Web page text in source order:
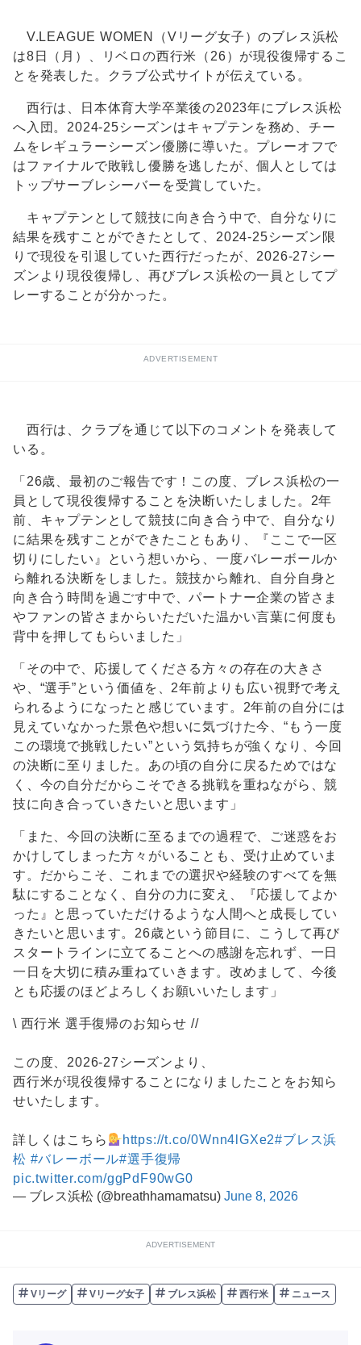
V.LEAGUE WOMEN（Vリーグ女子）のブレス浜松
は8日（月）、リベロの西行米（26）が現役復帰するこ
とを発表した。クラブ公式サイトが伝えている。
西行は、日本体育大学卒業後の2023年にブレス浜松
へ入団。2024-25シーズンはキャプテンを務め、チー
ムをレギュラーシーズン優勝に導いた。プレーオフで
はファイナルで敗戦し優勝を逃したが、個人としては
トップサーブレシーバーを受賞していた。
キャプテンとして競技に向き合う中で、自分なりに
結果を残すことができたとして、2024-25シーズン限
りで現役を引退していた西行だったが、2026-27シー
ズンより現役復帰し、再びブレス浜松の一員としてプ
レーすることが分かった。
ADVERTISEMENT
西行は、クラブを通じて以下のコメントを発表して
いる。
「26歳、最初のご報告です！この度、ブレス浜松の一
員として現役復帰することを決断いたしました。2年
前、キャプテンとして競技に向き合う中で、自分なり
に結果を残すことができたこともあり、『ここで一区
切りにしたい』という想いから、一度バレーボールか
ら離れる決断をしました。競技から離れ、自分自身と
向き合う時間を過ごす中で、パートナー企業の皆さま
やファンの皆さまからいただいた温かい言葉に何度も
背中を押してもらいました」
「その中で、応援してくださる方々の存在の大きさ
や、“選手”という価値を、2年前よりも広い視野で考え
られるようになったと感じています。2年前の自分には
見えていなかった景色や想いに気づけた今、“もう一度
この環境で挑戦したい”という気持ちが強くなり、今回
の決断に至りました。あの頃の自分に戻るためではな
く、今の自分だからこそできる挑戦を重ねながら、競
技に向き合っていきたいと思います」
「また、今回の決断に至るまでの過程で、ご迷惑をお
かけしてしまった方々がいることも、受け止めていま
す。だからこそ、これまでの選択や経験のすべてを無
駄にすることなく、自分の力に変え、『応援してよか
った』と思っていただけるような人間へと成長してい
きたいと思います。26歳という節目に、こうして再び
スタートラインに立てることへの感謝を忘れず、一日
一日を大切に積み重ねていきます。改めまして、今後
とも応援のほどよろしくお願いいたします」
\ 西行米 選手復帰のお知らせ //
この度、2026-27シーズンより、
西行米が現役復帰することになりましたことをお知ら
せいたします。
詳しくはこちら https://t.co/0Wnn4lGXe2#ブレス浜
松 #バレーボール#選手復帰
pic.twitter.com/ggPdF90wG0
— ブレス浜松 (@breathhamamatsu) June 8, 2026
ADVERTISEMENT
Vリーグ Vリーグ女子 ブレス浜松 西行米 ニュース